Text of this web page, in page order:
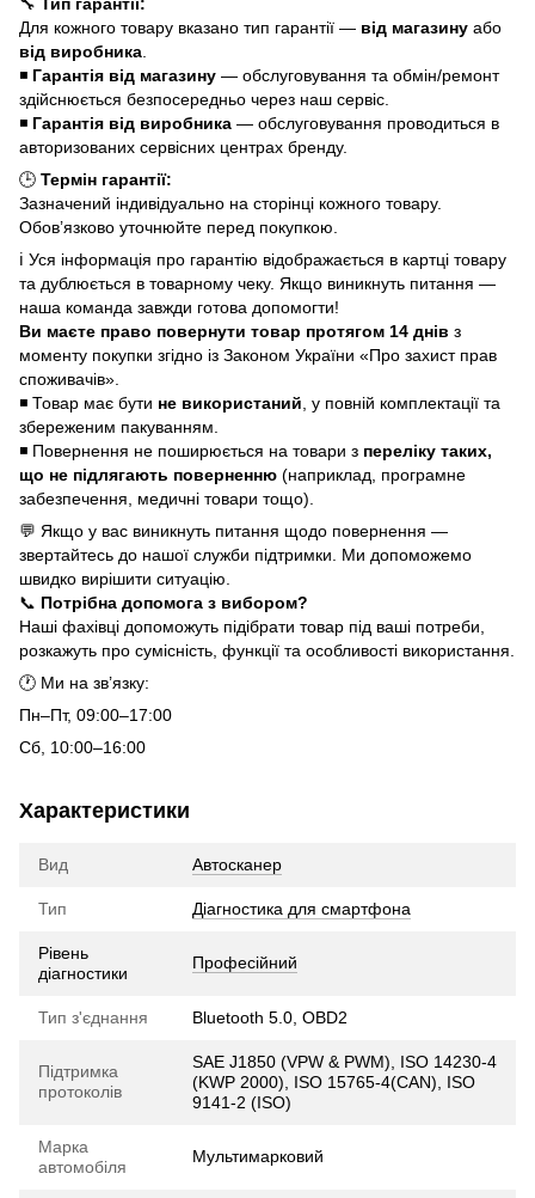
Для кожного товару вказано тип гарантії — від магазину або
від виробника
◾ Гарантія від магазину — обслуговування та обмін/ремонт
здійснюється безпосередньо через наш сервіс.
◾ Гарантія від виробника — обслуговування проводиться в
авторизованих сервісних центрах бренду.
🕒 Термін гарантії:
Зазначений індивідуально на сторінці кожного товару.
Обов’язково уточнюйте перед покупкою.
ℹ️ Уся інформація про гарантію відображається в картці товару
та дублюється в товарному чеку. Якщо виникнуть питання —
наша команда завжди готова допомогти!
Ви маєте право повернути товар протягом 14 днів з
моменту покупки згідно із Законом України «Про захист прав
споживачів».
◾ Товар має бути не використаний , у повній комплектації та
збереженим пакуванням.
◾ Повернення не поширюється на товари з переліку таких,
що не підлягають поверненню (наприклад, програмне
забезпечення, медичні товари тощо).
💬 Якщо у вас виникнуть питання щодо повернення —
звертайтесь до нашої служби підтримки. Ми допоможемо
швидко вирішити ситуацію.
📞 Потрібна допомога з вибором?
Наші фахівці допоможуть підібрати товар під ваші потреби,
розкажуть про сумісність, функції та особливості використання.
🕐 Ми на зв’язку:
Пн–Пт, 09:00–17:00
Сб, 10:00–16:00
Характеристики
Вид Автосканер
Тип Діагностика для смартфона
Рівень
діагностики
Професійний
Тип з'єднання Bluetooth 5.0, OBD2
Підтримка
протоколів
SAE J1850 (VPW & PWM), ISO 14230-4
(KWP 2000), ISO 15765-4(CAN), ISO
9141-2 (ISO)
Марка
автомобіля
Мультимарковий